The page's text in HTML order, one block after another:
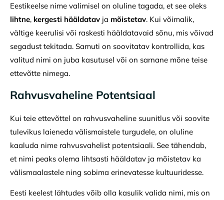
Eestikeelse nime valimisel on oluline tagada, et see oleks
lihtne, kergesti hääldatav ja mõistetav. Kui võimalik,
vältige keerulisi või raskesti hääldatavaid sõnu, mis võivad
segadust tekitada. Samuti on soovitatav kontrollida, kas
valitud nimi on juba kasutusel või on sarnane mõne teise
ettevõtte nimega.
Rahvusvaheline Potentsiaal
Kui teie ettevõttel on rahvusvaheline suunitlus või soovite
tulevikus laieneda välismaistele turgudele, on oluline
kaaluda nime rahvusvahelist potentsiaali. See tähendab,
et nimi peaks olema lihtsasti hääldatav ja mõistetav ka
välismaalastele ning sobima erinevatesse kultuuridesse.
Eesti keelest lähtudes võib olla kasulik valida nimi, mis on